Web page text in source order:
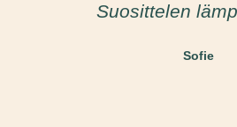
Suosittelen
Sofie